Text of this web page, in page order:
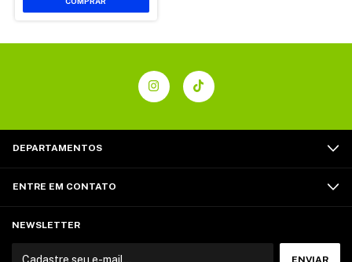
DEPARTAMENTOS
ENTRE EM CONTATO
NEWSLETTER